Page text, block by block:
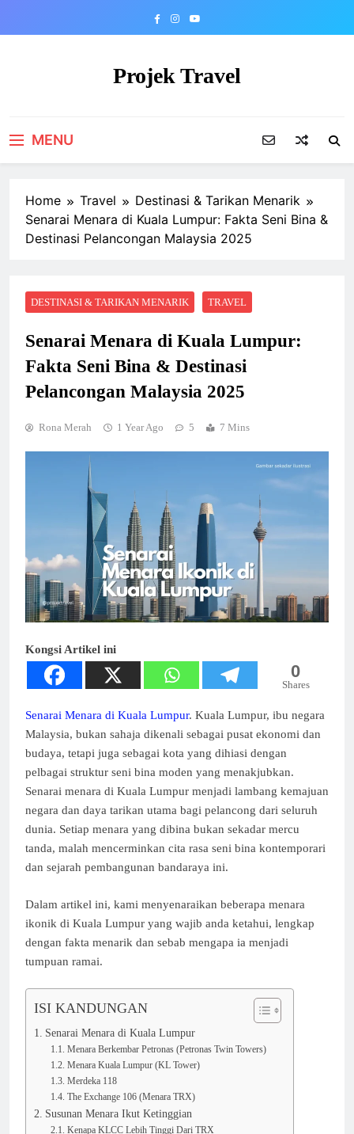
Projek Travel
MENU
Home Travel
Destinasi & Tarikan Menarik
Senarai Menara di Kuala Lumpur: Fakta Seni Bina &
Destinasi Pelancongan Malaysia 2025
DESTINASI & TARIKAN MENARIK TRAVEL
Senarai Menara di Kuala Lumpur:
Fakta Seni Bina & Destinasi
Pelancongan Malaysia 2025
Rona Merah 1 Year Ago 5 7 Mins
Kongsi Artikel ini
0
Shares
Senarai Menara di Kuala Lumpur. Kuala Lumpur, ibu negara
Malaysia, bukan sahaja dikenali sebagai pusat ekonomi dan
budaya, tetapi juga sebagai kota yang dihiasi dengan
pelbagai struktur seni bina moden yang menakjubkan.
Senarai menara di Kuala Lumpur menjadi lambang kemajuan
negara dan daya tarikan utama bagi pelancong dari seluruh
dunia. Setiap menara yang dibina bukan sekadar mercu
tanda, malah mencerminkan cita rasa seni bina kontemporari
dan sejarah pembangunan bandaraya ini.
Dalam artikel ini, kami menyenaraikan beberapa menara
ikonik di Kuala Lumpur yang wajib anda ketahui, lengkap
dengan fakta menarik dan sebab mengapa ia menjadi
tumpuan ramai.
ISI KANDUNGAN
Senarai Menara di Kuala Lumpur
Menara Berkembar Petronas (Petronas Twin Towers)
Menara Kuala Lumpur (KL Tower)
Merdeka 118
The Exchange 106 (Menara TRX)
Susunan Menara Ikut Ketinggian
Kenapa KLCC Lebih Tinggi Dari TRX